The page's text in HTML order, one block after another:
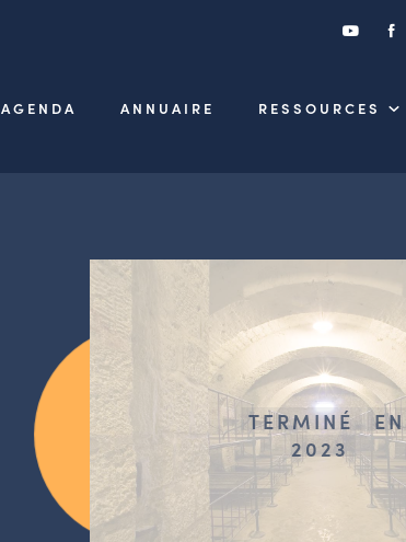
AGENDA ANNUAIRE RESSOURCES
TERMINÉ
EN
2023